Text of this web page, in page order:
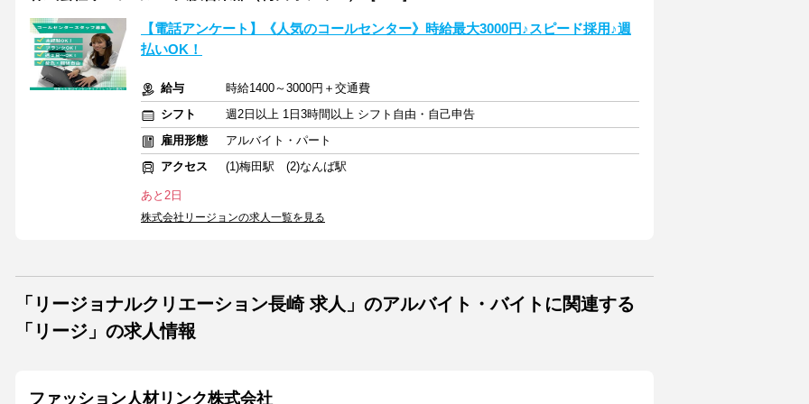
【電話アンケート】《人気のコールセンター》時給最大3000円♪スピード採用♪週
払いOK！
給与
時給1400～3000円＋交通費
シフト
週2日以上 1日3時間以上 シフト自由・自己申告
雇用形態
アルバイト・パート
アクセス
(1)梅田駅 (2)なんば駅
あと2日
株式会社リージョンの求人一覧を見る
「リージョナルクリエーション長崎 求人」のアルバイト・バイトに関連する
「リージ」の求人情報
ファッション人材リンク株式会社